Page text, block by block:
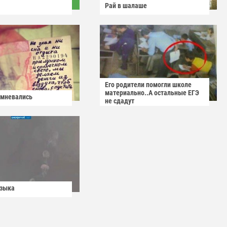
Рай в шалаше
Его родители помогли школе
материально..А остальные ЕГЭ
не сдадут